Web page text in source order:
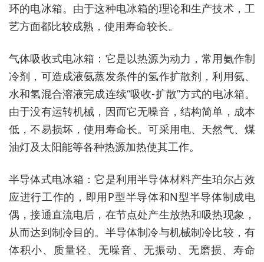
环的电冰箱。由于这种电冰箱的理论和生产技术，工
艺方面都比较成熟，使用寿命较长。
气体吸收式电冰箱：它是以热源为动力，常用氨作制
冷剂，可造成液氨蒸发条件的氢作扩散剂，利用氨、
水和氢混合溶液完成连续“吸收‐扩散”方式的电冰箱。
由于没有运转机械，因而它无噪音，结构简单，成本
低，不易损坏，使用寿命长。可采用电、天然气、煤
油灯及太阳能等各种热源加热使其工作。
半导体式电冰箱：它是利用半导体材料产生珀尔占效
应进行工作的，即用P型半导体和N型半导体制成电
偶，接通直流电后，在节点处产生放热和吸热现象，
从而达到制冷目的。半导体制冷与机械制冷比较，有
体积小、质量轻、无噪音、无振动、无磨损、寿命